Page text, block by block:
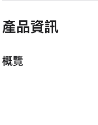
窗
產品資訊
概覽